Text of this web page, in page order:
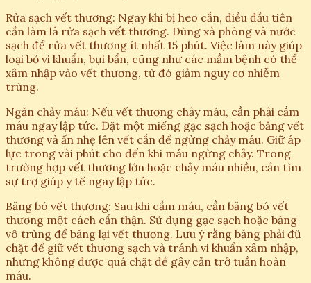
Rửa sạch vết thương: Ngay khi bị heo cắn, điều đầu tiên
cần làm là rửa sạch vết thương. Dùng xà phòng và nước
sạch để rửa vết thương ít nhất 15 phút. Việc làm này giúp
loại bỏ vi khuẩn, bụi bẩn, cũng như các mầm bệnh có thể
xâm nhập vào vết thương, từ đó giảm nguy cơ nhiễm
trùng.
Ngăn chảy máu: Nếu vết thương chảy máu, cần phải cầm
máu ngay lập tức. Đặt một miếng gạc sạch hoặc băng vết
thương và ấn nhẹ lên vết cắn để ngừng chảy máu. Giữ áp
lực trong vài phút cho đến khi máu ngừng chảy. Trong
trường hợp vết thương lớn hoặc chảy máu nhiều, cần tìm
sự trợ giúp y tế ngay lập tức.
Băng bó vết thương: Sau khi cầm máu, cần băng bó vết
thương một cách cẩn thận. Sử dụng gạc sạch hoặc băng
vô trùng để băng lại vết thương. Lưu ý rằng băng phải đủ
chặt để giữ vết thương sạch và tránh vi khuẩn xâm nhập,
nhưng không được quá chặt để gây cản trở tuần hoàn
máu.